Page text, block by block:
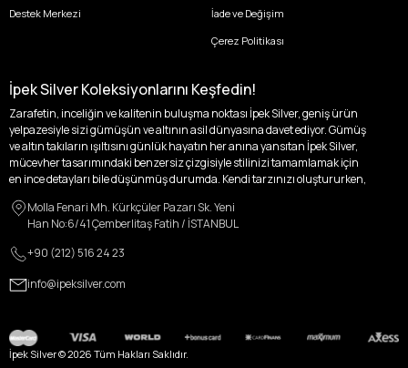
Destek Merkezi
İade ve Değişim
Çerez Politikası
İpek Silver Koleksiyonlarını Keşfedin!
Zarafetin, inceliğin ve kalitenin buluşma noktası İpek Silver, geniş ürün
yelpazesiyle sizi gümüşün ve altının asil dünyasına davet ediyor. Gümüş
ve altın takıların ışıltısını günlük hayatın her anına yansıtan İpek Silver,
mücevher tasarımındaki benzersiz çizgisiyle stilinizi tamamlamak için
en ince detayları bile düşünmüş durumda. Kendi tarzınızı oluştururken,
özgünlüğünüzü ön plana çıkaracak tasarımlarımızla tanışın.
İpek Silver’da her bir parça, sizin benzersiz hikayenizi anlatıyor. İster
kendinizi ifade etmek için özel bir parça arayışında olun, ister
sevdiklerinize unutulmaz bir hediye vermek isteyin, her zevke ve her anı
ölümsüzleştirecek anlara uygun seçeneklerimizle yanınızdayız.
İpek Silver Kadın Koleksiyonu, zarafeti ve ihtişamı bir arada sunarak, her
Molla Fenari Mh. Kürkçüler Pazarı Sk. Yeni
Han No:6/41 Çemberlitaş Fatih / İSTANBUL
+90 (212) 516 24 23
info@ipeksilver.com
İpek Silver ©2026 Tüm Hakları Saklıdır.